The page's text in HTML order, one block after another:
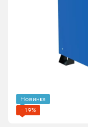
Новинка
−19%